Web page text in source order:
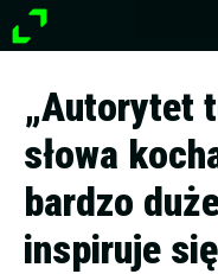
Przejdź
do
„Autorytet
słowa
bardzo
inspiruje